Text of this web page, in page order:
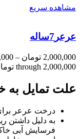
مشاهده سریع
عرعر7ساله
2,000,000 تومان –
through 2,000,000 تومان
علت تمایل به
درخت عرعر
به دلیل داشتن
فرسایش آبی